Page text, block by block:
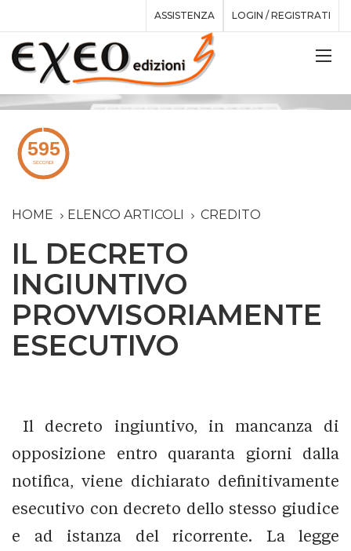
ASSISTENZA LOGIN / REGISTRATI
HOME ELENCO ARTICOLI CREDITO
IL DECRETO
INGIUNTIVO
PROVVISORIAMENTE
ESECUTIVO
Il decreto ingiuntivo, in mancanza di
opposizione entro quaranta giorni dalla
notifica, viene dichiarato definitivamente
esecutivo con decreto dello stesso giudice
e ad istanza del ricorrente. La legge